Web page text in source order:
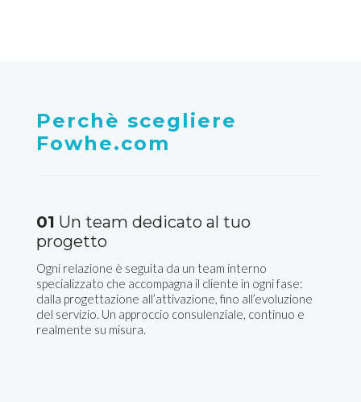
Perchè scegliere
Fowhe.com
01 Un team dedicato al tuo
progetto
Ogni relazione è seguita da un team interno
specializzato che accompagna il cliente in ogni fase:
dalla progettazione all’attivazione, fino all’evoluzione
del servizio. Un approccio consulenziale, continuo e
realmente su misura.